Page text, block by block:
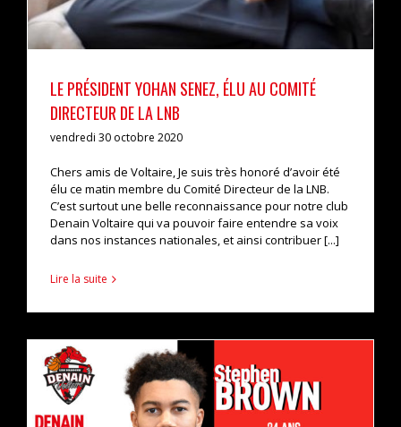
LE PRÉSIDENT YOHAN SENEZ, ÉLU AU COMITÉ
DIRECTEUR DE LA LNB
vendredi 30 octobre 2020
Chers amis de Voltaire, Je suis très honoré d’avoir été
élu ce matin membre du Comité Directeur de la LNB.
C’est surtout une belle reconnaissance pour notre club
Denain Voltaire qui va pouvoir faire entendre sa voix
dans nos instances nationales, et ainsi contribuer [...]
Lire la suite